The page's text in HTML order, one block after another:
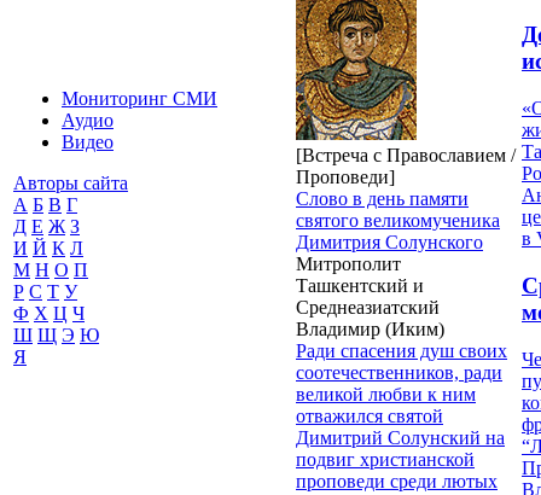
Мониторинг СМИ
Аудио
Видео
Авторы сайта
А Б В Г
Д Е Ж З
И Й К Л
М Н О П
Р С Т У
Ф Х Ц Ч
Ш Щ Э Ю
Я
[Встреча с Православием /
Проповеди]
Слово в день памяти
святого великомученика
Димитрия Солунского
Митрополит
Ташкентский и
Среднеазиатский
Владимир (Иким)
Ради спасения душ своих
соотечественников, ради
великой любви к ним
отважился святой
Димитрий Солунский на
подвиг христианской
проповеди среди лютых
в